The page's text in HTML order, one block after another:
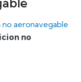
aeronavegable
no